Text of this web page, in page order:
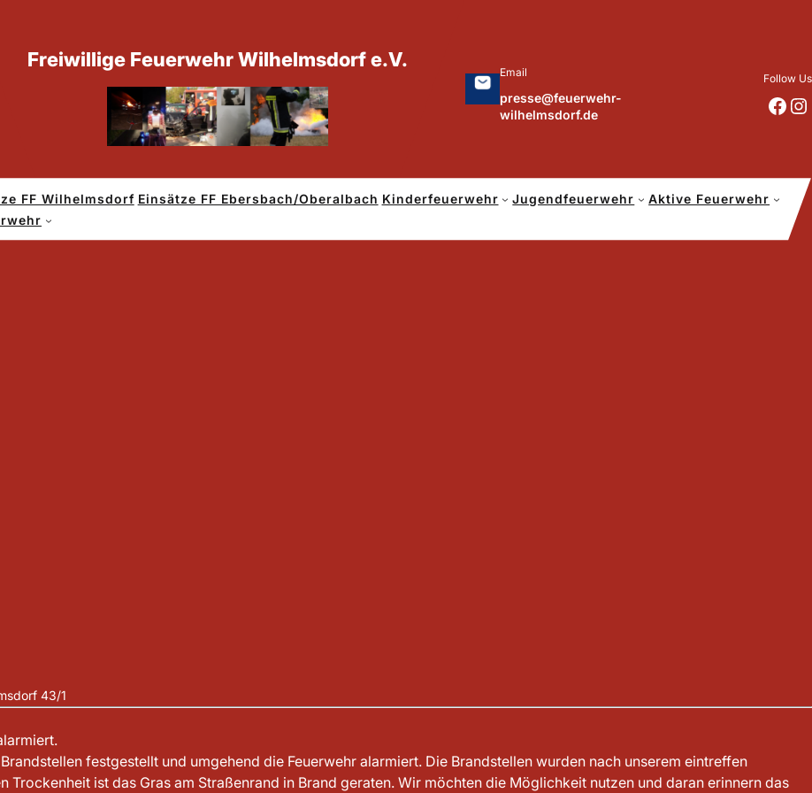
Freiwillige Feuerwehr Wilhelmsdorf e.V.
Email
presse@feuerwehr-
wilhelmsdorf.de
Follow Us
https://www.facebook.com/p/Feuerwehr-Wilhelmsdorf-Mfr-100041655560073/?locale=de_DE https://www.instagram.com/feuerwehr_wilhelmsdorf_mfr/
FF Wilhelmsdorf Einsätze FF Ebersbach/Oberalbach Kinderfeuerwehr Jugendfeuerwehr
Aktive Feuerwehr
B – Brand Böschung
43/1
festgestellt und umgehend die Feuerwehr alarmiert. Die Brandstellen wurden nach unserem eintreffen
ist das Gras am Straßenrand in Brand geraten. Wir möchten die Möglichkeit nutzen und daran erinnern das